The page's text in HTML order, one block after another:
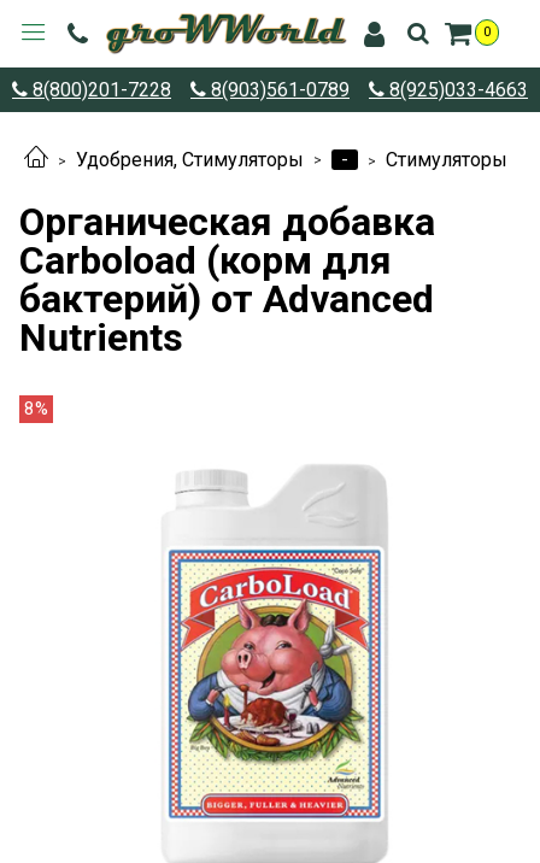
0
8(800)201-7228 8(903)561-0789 8(925)033-4663
Удобрения, Стимуляторы - Стимуляторы
Органическая добавка
Carboload (корм для
бактерий) от Advanced
Nutrients
8%